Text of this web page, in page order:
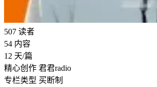
507 读者
54 内容
12 天/篇
精心创作 君君radio
专栏类型 买断制